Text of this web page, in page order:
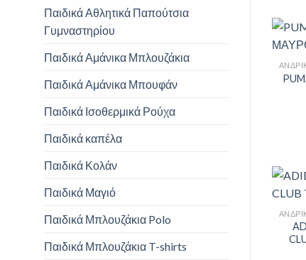
Παιδικά Αθλητικά Παπούτσια
Γυμναστηρίου
Παιδικά Αμάνικα Μπλουζάκια
Παιδικά Αμάνικα Μπουφάν
Παιδικά Ισοθερμικά Ρούχα
Παιδικά καπέλα
Παιδικά Κολάν
Παιδικά Μαγιό
Παιδικά Μπλουζάκια Polo
Παιδικά Μπλουζάκια T-shirts